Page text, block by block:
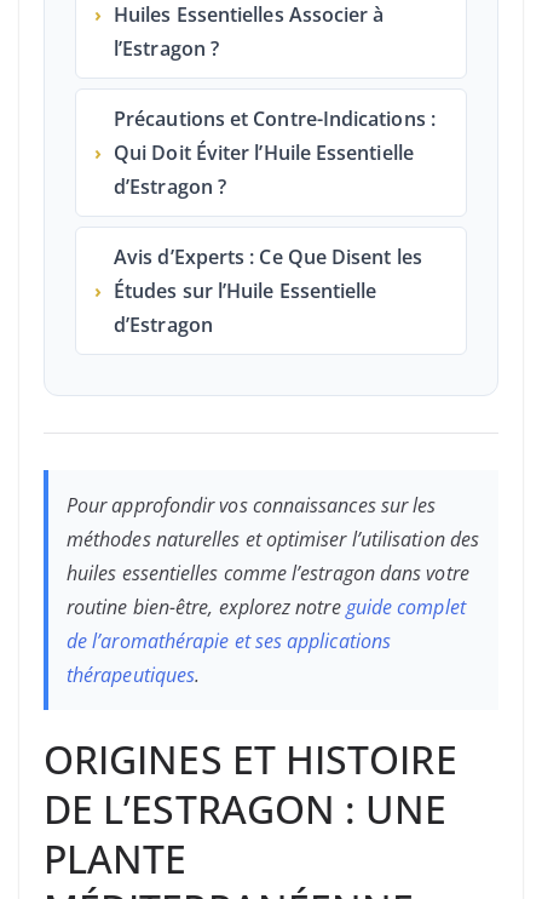
› Huiles Essentielles Associer à
l’Estragon ?
›
Précautions et Contre-Indications :
Qui Doit Éviter l’Huile Essentielle
d’Estragon ?
›
Avis d’Experts : Ce Que Disent les
Études sur l’Huile Essentielle
d’Estragon
Pour approfondir vos connaissances sur les
méthodes naturelles et optimiser l’utilisation des
huiles essentielles comme l’estragon dans votre
routine bien-être, explorez notreguide complet
de l’aromathérapie et ses applications
thérapeutiques.
ORIGINES ET HISTOIRE
DE L’ESTRAGON : UNE
PLANTE